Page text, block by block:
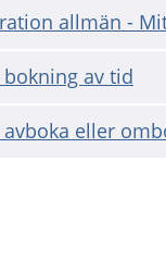
allmän -
av tid
eller